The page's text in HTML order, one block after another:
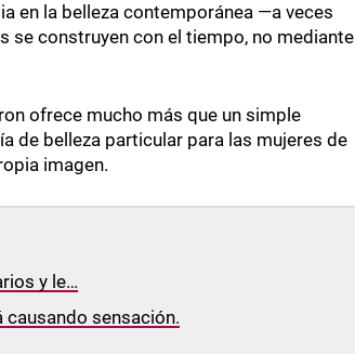
en la belleza contemporánea —a veces
se construyen con el tiempo, no mediante
ofrece mucho más que un simple
de belleza particular para las mujeres de
imagen.
y le…
causando sensación.